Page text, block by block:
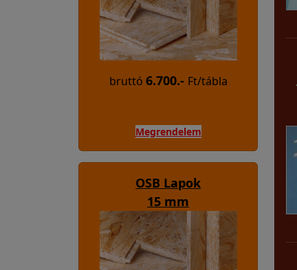
bruttó 6.700.- Ft/tábla
Megrendelem
OSB Lapok
15 mm